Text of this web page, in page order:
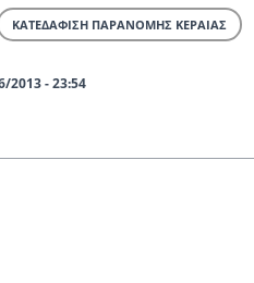
ΚΑΤΕΔΑΦΙΣΗ ΠΑΡΑΝΟΜΗΣ ΚΕΡΑΙΑΣ
2013 - 23:54